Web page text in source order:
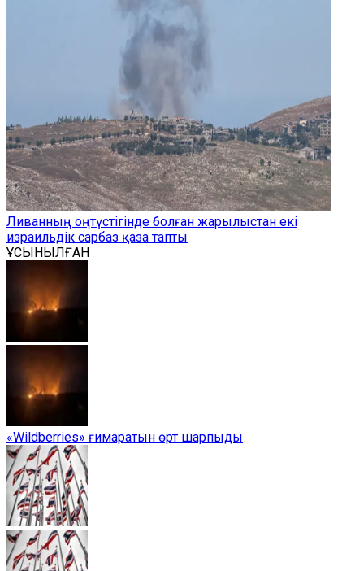
Ливанның оңтүстігінде болған жарылыстан екі
израильдік сарбаз қаза тапты
ҰСЫНЫЛҒАН
«Wildberries» ғимаратын өрт шарпыды